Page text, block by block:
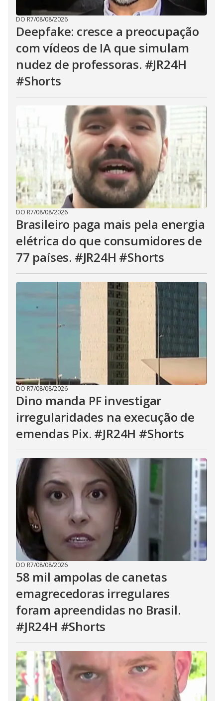
DO R7/08/08/2026
Deepfake: cresce a preocupação
com vídeos de IA que simulam
nudez de professoras. #JR24H
#Shorts
DO R7/08/08/2026
Brasileiro paga mais pela energia
elétrica do que consumidores de
77 países. #JR24H #Shorts
DO R7/08/08/2026
Dino manda PF investigar
irregularidades na execução de
emendas Pix. #JR24H #Shorts
DO R7/08/08/2026
58 mil ampolas de canetas
emagrecedoras irregulares
foram apreendidas no Brasil.
#JR24H #Shorts